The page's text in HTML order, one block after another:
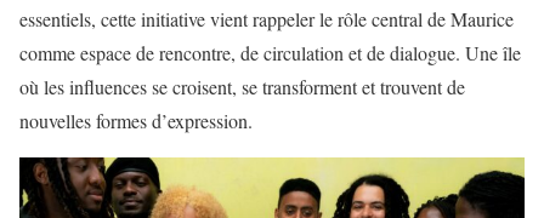
essentiels, cette initiative vient rappeler le rôle central de Maurice
comme espace de rencontre, de circulation et de dialogue. Une île
où les influences se croisent, se transforment et trouvent de
nouvelles formes d’expression.